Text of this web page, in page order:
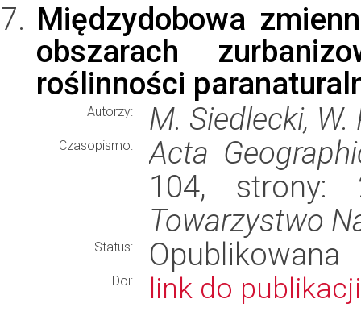
Międzydobowa
obszarach
roślinności
Autorzy: M. Siedlecki,
Czasopismo:
Acta
104, strony:
Towarzystwo
Status: Opublikowana
Doi: link do publikacji